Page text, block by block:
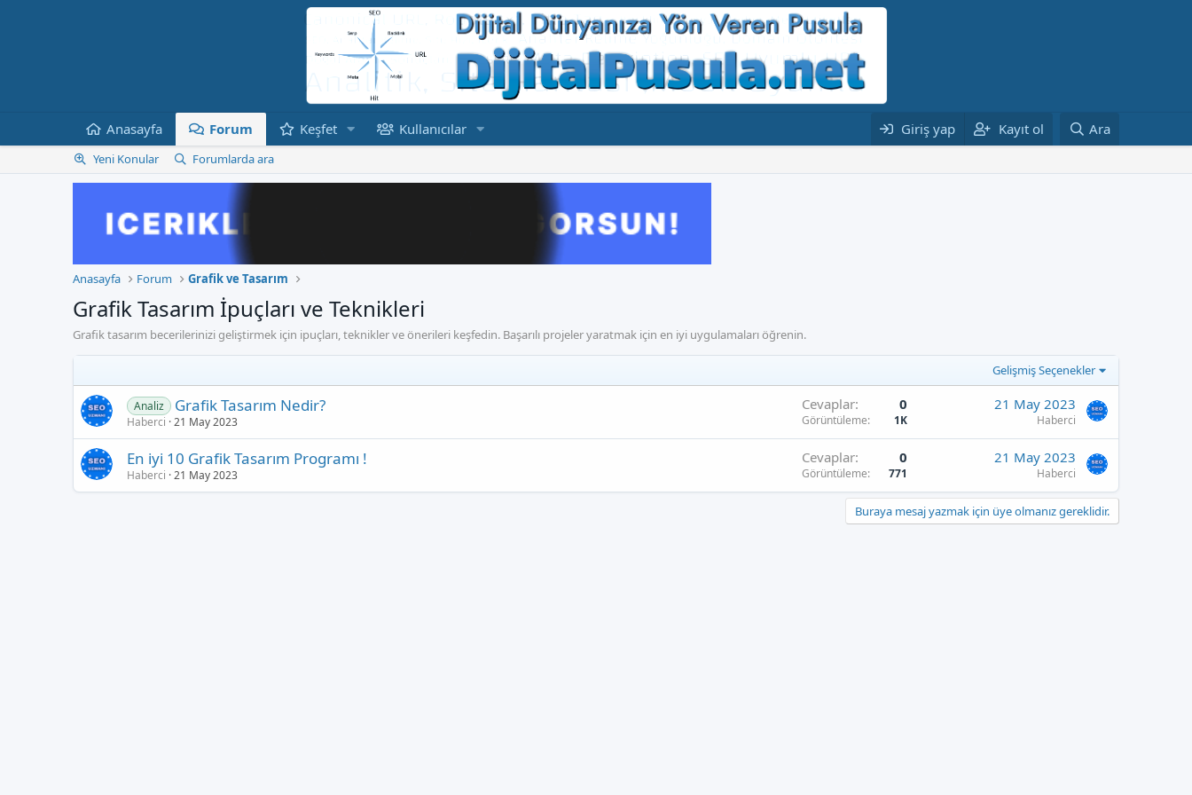
Anasayfa Forum Keşfet Kullanıcılar Giriş yap Kayıt ol Ara
Yeni Konular Forumlarda ara
Anasayfa Forum Grafik ve Tasarım
Grafik Tasarım İpuçları ve Teknikleri
Grafik tasarım becerilerinizi geliştirmek için ipuçları, teknikler ve önerileri keşfedin. Başarılı projeler yaratmak için en iyi uygulamaları öğrenin.
Gelişmiş Seçenekler
Analiz Grafik Tasarım Nedir?
Haberci 21 May 2023
Cevaplar 0
Görüntüleme 1K
21 May 2023
Haberci
En iyi 10 Grafik Tasarım Programı !
Haberci 21 May 2023
Cevaplar 0
Görüntüleme 771
21 May 2023
Haberci
Buraya mesaj yazmak için üye olmanız gereklidir.